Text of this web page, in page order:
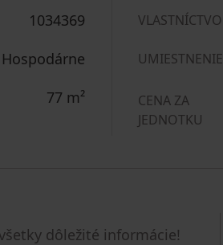
1034369
Hospodárne
77 m²
VLASTNÍCTVO
UMIESTNENIE
CENA ZA
JEDNOTKU
dôležité informácie!